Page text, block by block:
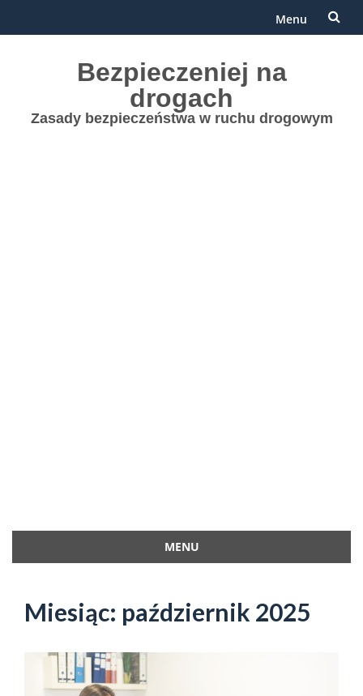
Menu
Bezpieczeniej na
drogach
Zasady bezpieczeństwa w ruchu drogowym
MENU
treści
Miesiąc: październik 2025